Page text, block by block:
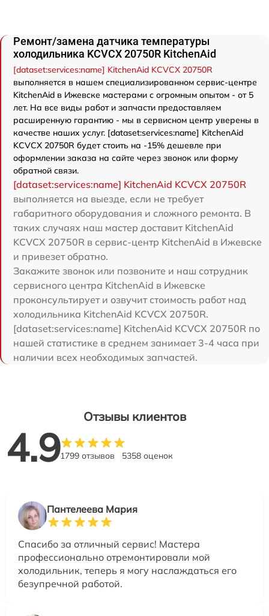
Ремонт/замена датчика температуры
холодильника KCVCX 20750R KitchenAid
[dataset:services:name] KitchenAid KCVCX 20750R
выполняется в нашем специализированном сервис-центре
KitchenAid в Ижевске мастерами с огромным опытом - от 5
лет. На все виды работ и запчасти предоставляем
расширенную гарантию - мы в сервисном центр уверены в
качестве наших услуг. [dataset:services:name] KitchenAid
KCVCX 20750R будет стоить на -15% дешевле при
оформлении заказа на сайте через звонок или форму
обратной связи.
[dataset:services:name] KitchenAid KCVCX 20750R
выполняется на выезде, если не требует
габаритного оборудования и сложного ремонта. В
таких случаях наш мастер доставит KitchenAid
KCVCX 20750R в сервис-центр KitchenAid в Ижевске
и привезет обратно.
Закажите звонок или позвоните и наш сотрудник
сервисного центра KitchenAid в Ижевске
проконсультирует и озвучит стоимость работ над
холодильника KitchenAid KCVCX 20750R.
[dataset:services:name] KitchenAid KCVCX 20750R по
нашей статистике в среднем занимает 3-4 часа при
наличии всех необходимых запчастей.
Отзывы клиентов
4.91799 отзывов 5358 оценок
Пантелеева Мария
Спасибо за отличный сервис! Мастера
профессионально отремонтировали мой
холодильник, теперь я могу наслаждаться его
безупречной работой.